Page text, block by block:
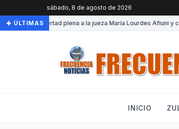
sábado, 8 de agosto de 2026
ÚLTIMAS
Otorgan libertad plena a la jueza María Lourdes Afiuni y
INICIO